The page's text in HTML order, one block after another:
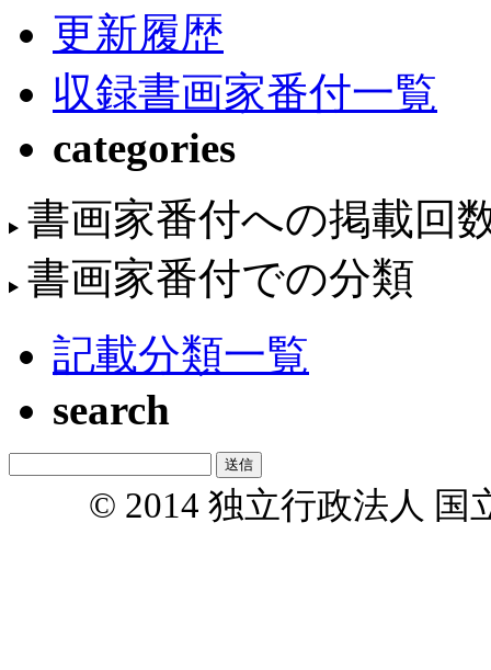
更新履歴
収録書画家番付一覧
categories
書画家番付への掲載回
書画家番付での分類
記載分類一覧
search
© 2014 独立行政法人 国